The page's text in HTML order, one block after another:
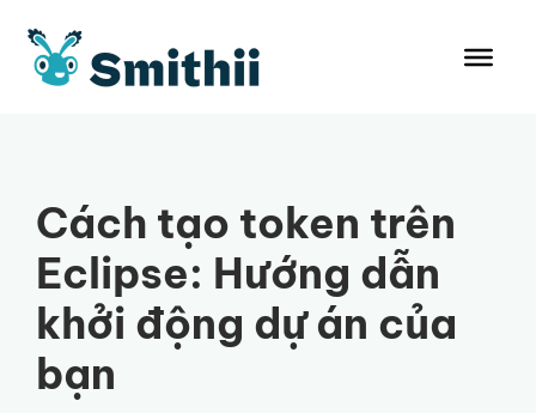
đến
Cách tạo token trên
Eclipse: Hướng dẫn
khởi động dự án của
bạn